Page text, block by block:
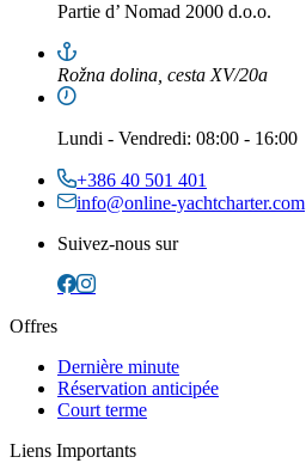
Partie d’ Nomad 2000 d.o.o.
Rožna dolina, cesta XV/20a
Lundi - Vendredi: 08:00 - 16:00
+386 40 501 401
info@online-yachtcharter.com
Suivez-nous sur
Offres
Dernière minute
Réservation anticipée
Court terme
Liens Importants